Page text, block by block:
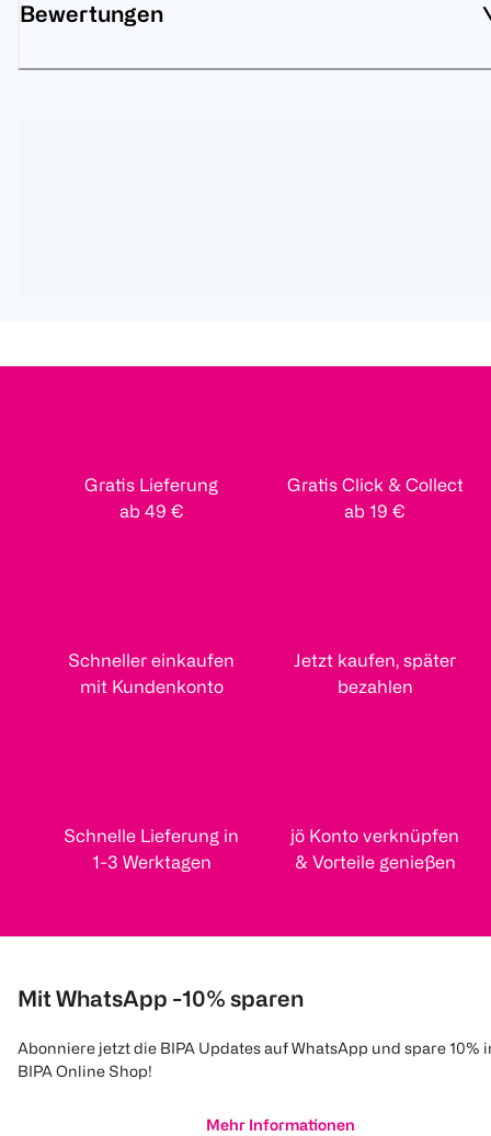
Bewertungen
Gratis Lieferung
ab 49 €
Gratis Click & Collect
ab 19 €
Schneller einkaufen
mit Kundenkonto
Jetzt kaufen, später
bezahlen
Schnelle Lieferung in
1-3 Werktagen
jö Konto verknüpfen
& Vorteile genießen
Mit WhatsApp -10% sparen
Abonniere jetzt die BIPA Updates auf WhatsApp und spare 10%
BIPA Online Shop!
Mehr Informationen